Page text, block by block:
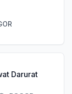
Darurat